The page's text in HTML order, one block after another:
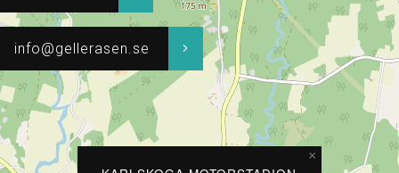
×
info@gellerasen.se